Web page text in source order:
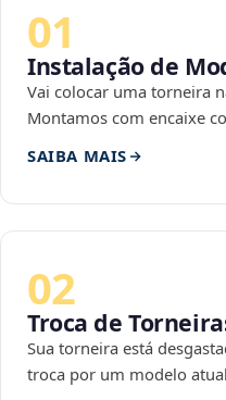
01
Instalação de
Vai colocar uma torneira
Montamos com encaixe
SAIBA MAIS
02
Troca de
Sua torneira está
troca por um modelo